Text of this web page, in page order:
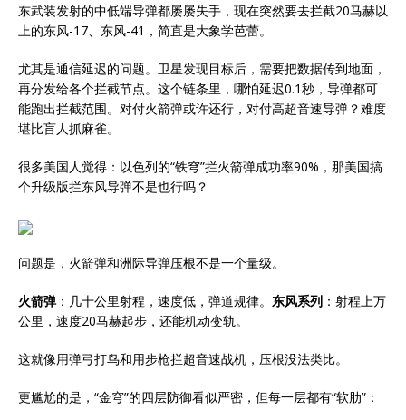
东武装发射的中低端导弹都屡屡失手，现在突然要去拦截20马赫以
上的东风-17、东风-41，简直是大象学芭蕾。
尤其是通信延迟的问题。卫星发现目标后，需要把数据传到地面，
再分发给各个拦截节点。这个链条里，哪怕延迟0.1秒，导弹都可
能跑出拦截范围。对付火箭弹或许还行，对付高超音速导弹？难度
堪比盲人抓麻雀。
很多美国人觉得：以色列的“铁穹”拦火箭弹成功率90%，那美国搞
个升级版拦东风导弹不是也行吗？
问题是，火箭弹和洲际导弹压根不是一个量级。
火箭弹 ：几十公里射程，速度低，弹道规律。 东风系列 ：射程上万
公里，速度20马赫起步，还能机动变轨。
这就像用弹弓打鸟和用步枪拦超音速战机，压根没法类比。
更尴尬的是，“金穹”的四层防御看似严密，但每一层都有“软肋”：